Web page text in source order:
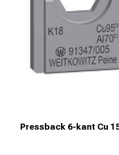
Pressback 6-kant Cu